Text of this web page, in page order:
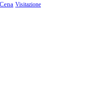
Visitazione